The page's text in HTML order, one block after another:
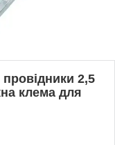
2,5
клема для